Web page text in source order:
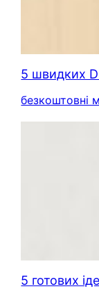
5 швидких
безкоштовні
5 готових